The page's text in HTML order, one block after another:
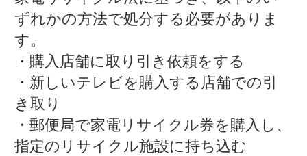
ずれかの方法で処分する必要がありま
す。
・購入店舗に取り引き依頼をする
・新しいテレビを購入する店舗での引
き取り
・郵便局で家電リサイクル券を購入し、
指定のリサイクル施設に持ち込む